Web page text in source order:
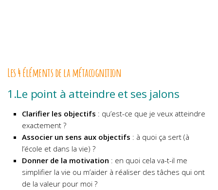
Les 4 éléments de la métacognition
1.Le point à atteindre et ses jalons
Clarifier les objectifs : qu’est-ce que je veux atteindre
exactement ?
Associer un sens aux objectifs : à quoi ça sert (à
l’école et dans la vie) ?
Donner de la motivation : en quoi cela va-t-il me
simplifier la vie ou m’aider à réaliser des tâches qui ont
de la valeur pour moi ?